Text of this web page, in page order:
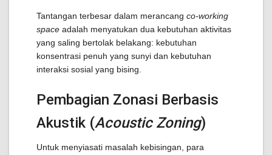
Tantangan terbesar dalam merancang co-working
space adalah menyatukan dua kebutuhan aktivitas
yang saling bertolak belakang: kebutuhan
konsentrasi penuh yang sunyi dan kebutuhan
interaksi sosial yang bising.
Pembagian Zonasi Berbasis
Akustik (Acoustic Zoning)
Untuk menyiasati masalah kebisingan, para